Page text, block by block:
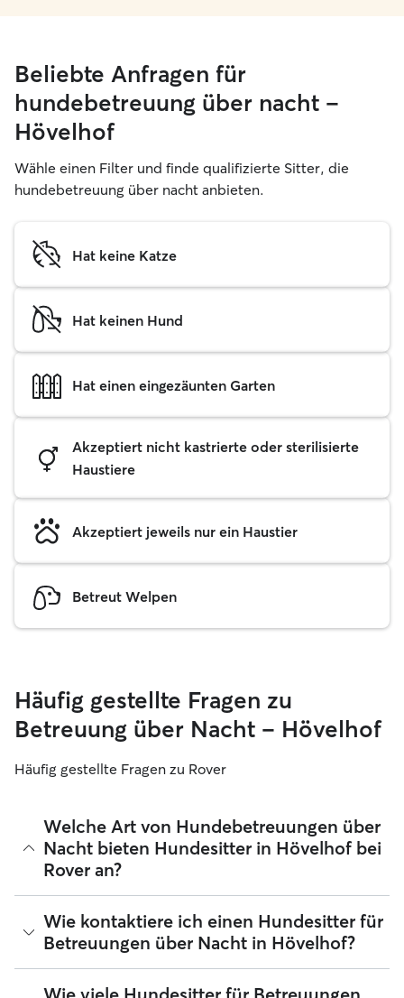
Beliebte Anfragen für
hundebetreuung über nacht –
Hövelhof
Wähle einen Filter und finde qualifizierte Sitter, die
hundebetreuung über nacht anbieten.
Hat keine Katze
Hat keinen Hund
Hat einen eingezäunten Garten
Akzeptiert nicht kastrierte oder sterilisierte
Haustiere
Akzeptiert jeweils nur ein Haustier
Betreut Welpen
Häufig gestellte Fragen zu
Betreuung über Nacht – Hövelhof
Häufig gestellte Fragen zu Rover
Welche Art von Hundebetreuungen über
Nacht bieten Hundesitter in Hövelhof bei
Rover an?
Mit Rover findest du ganz leicht Hundesitter für
Betreuungen über Nacht in Hövelhof, die sich in ihrem
Zuhause liebevoll um deinen Hund kümmern. Die
verifizierten 5-Sterne-Sitter, die du bei Rover findest,
Wie kontaktiere ich einen Hundesitter für
Betreuungen über Nacht in Hövelhof?
Wenn du zum ersten Mal nach einem Hundesitter für